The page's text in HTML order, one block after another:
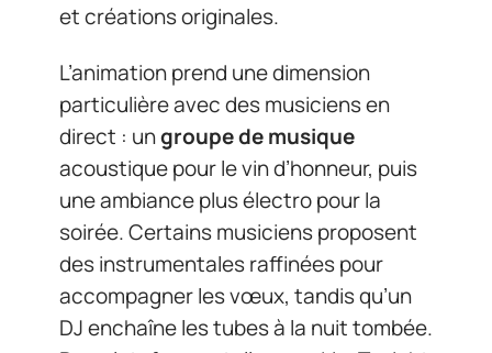
et créations originales.
L’animation prend une dimension
particulière avec des musiciens en
direct : ungroupe de musique
acoustique pour le vin d’honneur, puis
une ambiance plus électro pour la
soirée. Certains musiciens proposent
des instrumentales raffinées pour
accompagner les vœux, tandis qu’un
DJ enchaîne les tubes à la nuit tombée.